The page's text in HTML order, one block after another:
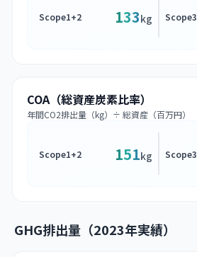
Scope1+2 133kg Scope3
COA（総資産炭素比率）
年間CO2排出量（kg）÷ 総資産（百万円）
Scope1+2 151kg Scope3
GHG排出量（2023年実績）